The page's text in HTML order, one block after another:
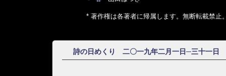
* 著作権は各著者に帰属します。無断転載禁止
詩の日めくり 二〇一九年二月一日─三十一日